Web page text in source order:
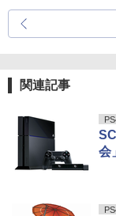
関連記事
会